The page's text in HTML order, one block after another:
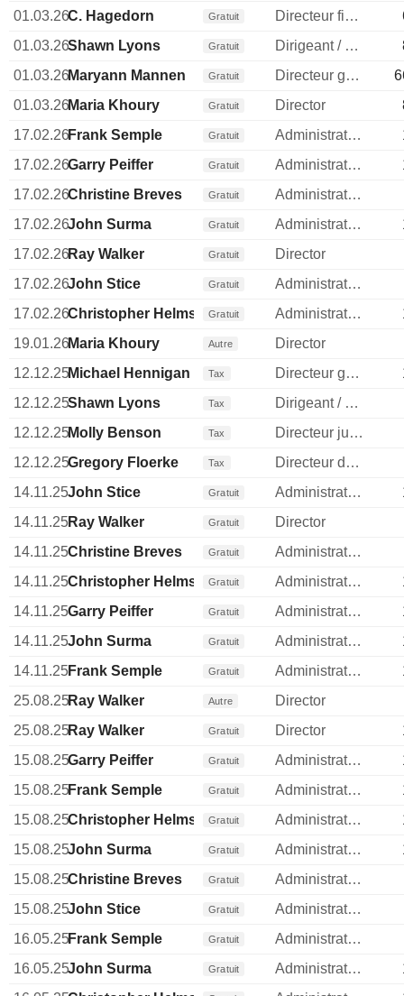
01.03.26C. Hagedorn Gratuit Directeur financier
01.03.26Shawn Lyons Gratuit Dirigeant / cadre principal
01.03.26Maryann Mannen Gratuit Directeur general
01.03.26Maria Khoury Gratuit Director
17.02.26Frank Semple Gratuit Administrateur
17.02.26Garry Peiffer Gratuit Administrateur
17.02.26Christine Breves Gratuit
Administrateur
17.02.26John Surma Gratuit Administrateur
17.02.26Ray Walker Gratuit
Director
17.02.26John Stice Gratuit
Administrateur
17.02.26Christopher Helms Gratuit Administrateur
19.01.26Maria Khoury Autre
Director
12.12.25Michael Hennigan Tax Directeur general
12.12.25Shawn Lyons Tax
Dirigeant / cadre principal
12.12.25Molly Benson Tax
Directeur juridique
12.12.25Gregory Floerke Tax
Directeur des operations
14.11.25John Stice Gratuit Administrateur
14.11.25Ray Walker Gratuit
Director
14.11.25Christine Breves Gratuit
Administrateur
14.11.25Christopher Helms Gratuit Administrateur
14.11.25Garry Peiffer Gratuit Administrateur
14.11.25John Surma Gratuit Administrateur
14.11.25Frank Semple Gratuit Administrateur
25.08.25Ray Walker Autre
Director
25.08.25Ray Walker Gratuit Director
15.08.25Garry Peiffer Gratuit Administrateur
15.08.25Frank Semple Gratuit Administrateur
15.08.25Christopher Helms Gratuit Administrateur
15.08.25John Surma Gratuit Administrateur
15.08.25Christine Breves Gratuit
Administrateur
15.08.25John Stice Gratuit
Administrateur
16.05.25Frank Semple Gratuit
Administrateur
16.05.25John Surma Gratuit Administrateur